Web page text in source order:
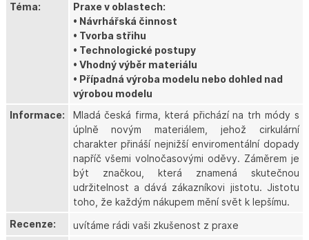
Téma:
Praxe v oblastech:
• Návrhářská činnost
• Tvorba střihu
• Technologické postupy
• Vhodný výběr materiálu
• Případná výroba modelu nebo dohled nad
výrobou modelu
Informace:
Mladá česká firma, která přichází na trh módy s
úplně novým materiálem, jehož cirkulární
charakter přináší nejnižší enviromentální dopady
napříč všemi volnočasovými oděvy. Záměrem je
být značkou, která znamená skutečnou
udržitelnost a dává zákazníkovi jistotu. Jistotu
toho, že každým nákupem mění svět k lepšímu.
Recenze:
uvítáme rádi vaši zkušenost z praxe